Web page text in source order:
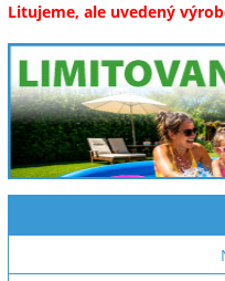
Litujeme, ale uvedený